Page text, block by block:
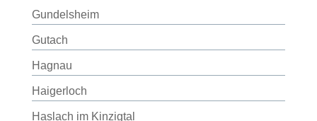
Gundelsheim
Gutach
Hagnau
Haigerloch
Haslach im Kinzigtal